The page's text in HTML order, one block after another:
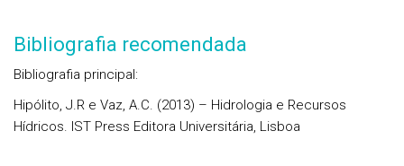
Bibliografia recomendada
Bibliografia principal:
Hipólito, J.R e Vaz, A.C. (2013) – Hidrologia e Recursos
Hídricos. IST Press Editora Universitária, Lisboa